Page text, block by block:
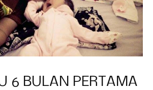
6 BULAN PERTAMA